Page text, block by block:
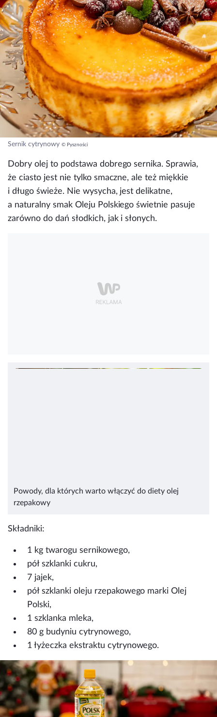
Sernik cytrynowy © Pyszności
Dobry olej to podstawa dobrego sernika. Sprawia,
że ciasto jest nie tylko smaczne, ale też miękkie
i długo świeże. Nie wysycha, jest delikatne,
a naturalny smak Oleju Polskiego świetnie pasuje
zarówno do dań słodkich, jak i słonych.
Powody, dla których warto włączyć do diety olej
rzepakowy
Składniki:
1 kg twarogu sernikowego,
pół szklanki cukru,
7 jajek,
pół szklanki oleju rzepakowego marki Olej
Polski,
1 szklanka mleka,
80 g budyniu cytrynowego,
1 łyżeczka ekstraktu cytrynowego.